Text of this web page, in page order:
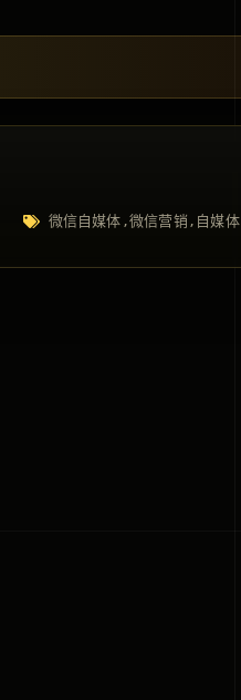
微信自媒体 ,微信营销 , 自媒体